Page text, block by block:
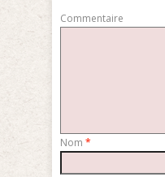
Commentaire
Nom *